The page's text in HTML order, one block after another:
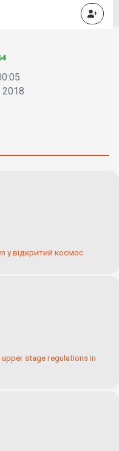
2018
у відкритий космос
stage regulations in